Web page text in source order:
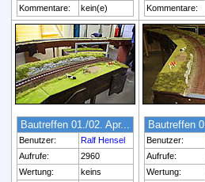
Kommentare:
kein(e)
Kommentare:
Bautreffen 01./02. Apr...
Benutzer:
Ralf Hensel
Aufrufe:
2960
Wertung:
keins
Bautreffen
Benutzer:
Aufrufe:
Wertung: